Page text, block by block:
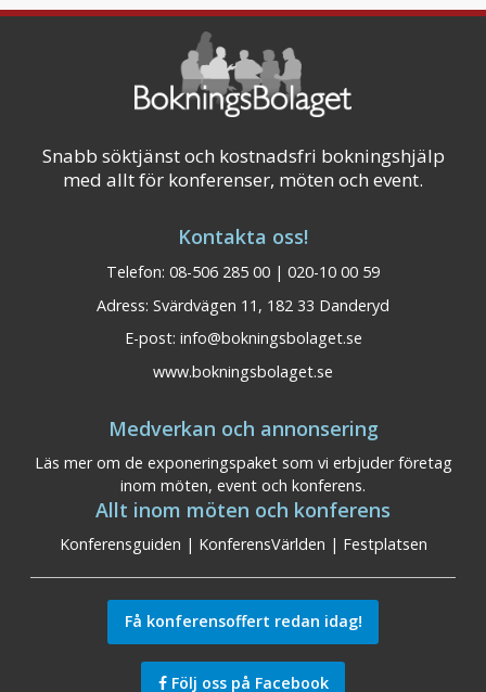
Snabb söktjänst och kostnadsfri bokningshjälp
med allt för konferenser, möten och event.
Kontakta oss!
Telefon: 08-506 285 00 | 020-10 00 59
Adress: Svärdvägen 11, 182 33 Danderyd
E-post: info@bokningsbolaget.se
www.bokningsbolaget.se
Medverkan och annonsering
Läs mer om de exponeringspaket som vi erbjuder företag
inom möten, event och konferens.
Allt inom möten och konferens
Konferensguiden | KonferensVärlden | Festplatsen
Få konferensoffert redan idag!
Följ oss på Facebook